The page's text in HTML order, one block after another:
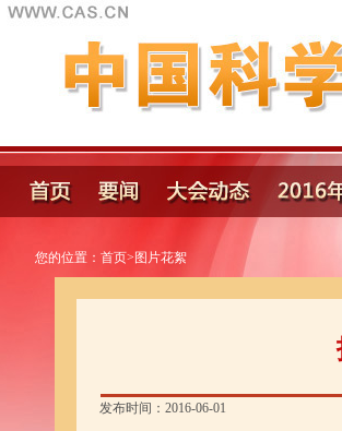
您的位置： 首页> 图片花絮
发布时间：2016-06-01